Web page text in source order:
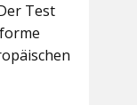
Test